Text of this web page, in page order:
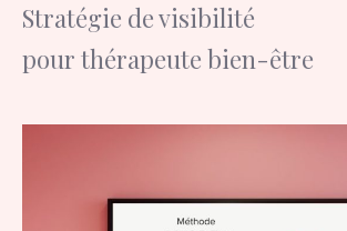
Stratégie de visibilité
pour thérapeute bien-être